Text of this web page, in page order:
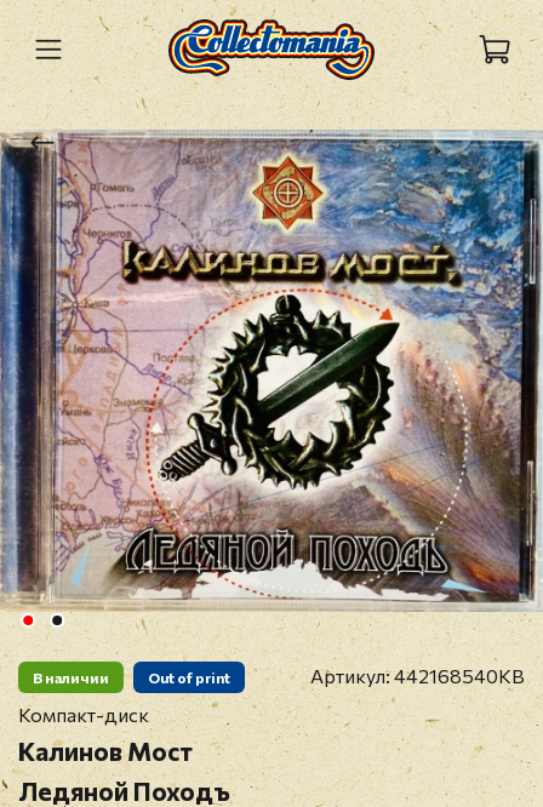
В наличии Out of print Артикул:442168540KB
Компакт-диск
Калинов Мост
Ледяной Походъ